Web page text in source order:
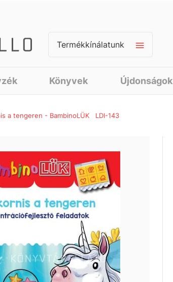
Termékkínálatunk
Könyvek Újdonságok
a tengeren - BambinoLÜK LDI-143